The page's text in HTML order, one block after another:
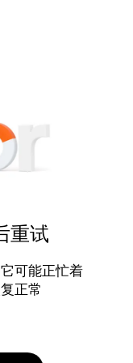
重试
可能正忙着
正常